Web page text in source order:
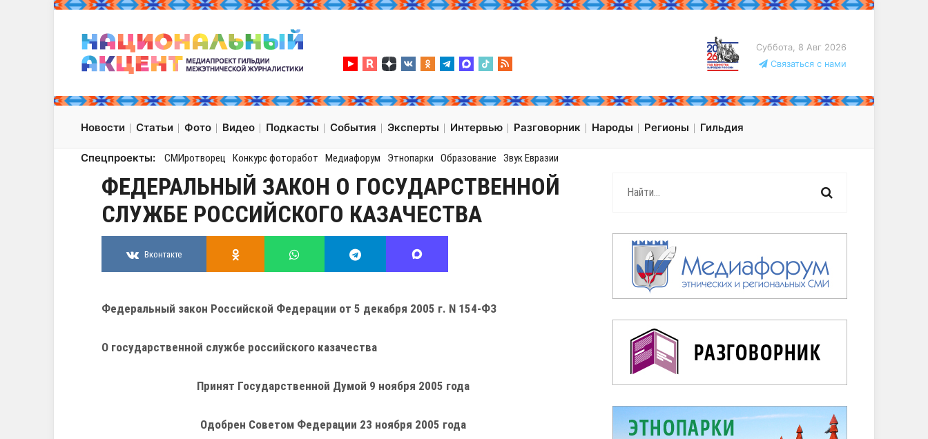
Суббота, 8 Авг 2026
Связаться с нами
Новости Статьи Фото Видео Подкасты События Эксперты Интервью Разговорник Народы Регионы Гильдия
Спецпроекты: СМИротворец Конкурс фоторабот Медиафорум Этнопарки Образование Звук Евразии
ФЕДЕРАЛЬНЫЙ ЗАКОН О ГОСУДАРСТВЕННОЙ
СЛУЖБЕ РОССИЙСКОГО КАЗАЧЕСТВА
Вконтакте
Федеральный закон Российской Федерации от 5 декабря 2005 г. N 154-ФЗ
О государственной службе российского казачества
Принят Государственной Думой 9 ноября 2005 года
Одобрен Советом Федерации 23 ноября 2005 года